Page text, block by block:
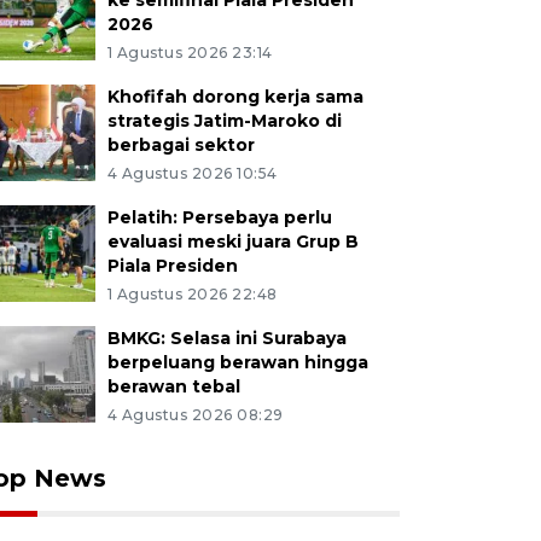
2026
1 Agustus 2026 23:14
Khofifah dorong kerja sama
strategis Jatim-Maroko di
berbagai sektor
4 Agustus 2026 10:54
Pelatih: Persebaya perlu
evaluasi meski juara Grup B
Piala Presiden
1 Agustus 2026 22:48
BMKG: Selasa ini Surabaya
berpeluang berawan hingga
berawan tebal
4 Agustus 2026 08:29
News